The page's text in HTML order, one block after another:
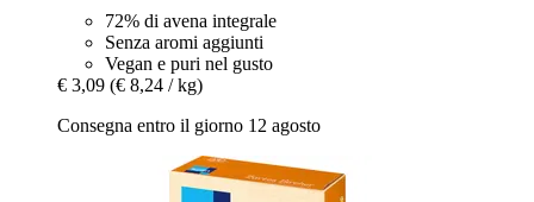
72% di avena integrale
Senza aromi aggiunti
Vegan e puri nel gusto
€ 3,09 (€ 8,24 / kg)
Consegna entro il giorno 12 agosto